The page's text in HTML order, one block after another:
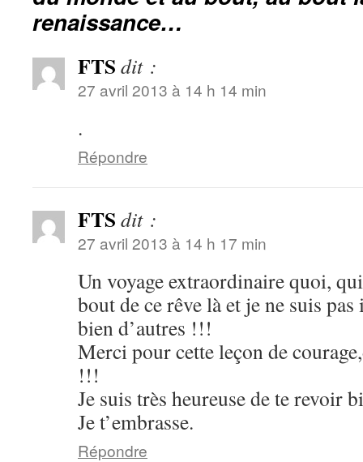
renaissance…
FTS dit :
27 avril 2013 à 14 h 14 min
.
Répondre
FTS dit :
27 avril 2013 à 14 h 17 min
Un voyage extraordinaire quoi,
bout de ce rêve là et je ne suis
bien d’autres !!!
Merci pour cette leçon de
!!!
Je suis très heureuse de te revoir
Je t’embrasse.
Répondre